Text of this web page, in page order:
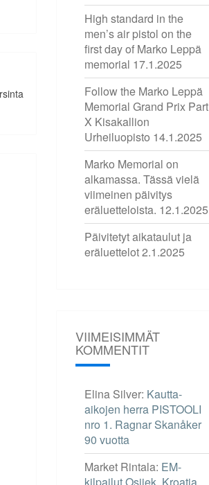
High standard in the
men’s air pistol on the
first day of Marko Leppä
memorial 17.1.2025
Follow the Marko Leppä
Memorial Grand Prix Part
X Kisakallion
Urheiluopisto 14.1.2025
Marko Memorial on
alkamassa. Tässä vielä
viimeinen päivitys
eräluetteloista. 12.1.2025
Päivitetyt aikataulut ja
eräluettelot2.1.2025
VIIMEISIMMÄT
KOMMENTIT
Elina Silver: Kautta-
aikojen herra PISTOOLI
nro 1. Ragnar Skanåker
90 vuotta
Market Rintala: EM-
kilpailut Osijek, Kroatia.